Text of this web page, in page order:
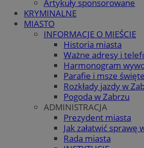
Artykuły sponsorowane
KRYMINALNE
MIASTO
INFORMACJE O MIEŚCIE
Historia miasta
Ważne adresy i
Harmonogram
Parafie i msze
Rozkłady jazdy w
Pogoda w Zabrzu
ADMINISTRACJA
Prezydent miasta
Jak załatwić sprawę
Rada miasta